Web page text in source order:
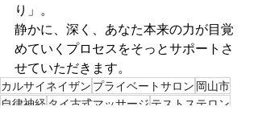
り」。
静かに、深く、あなた本来の力が目覚
めていくプロセスをそっとサポートさ
せていただきます。
カルサイネイザン プライベートサロン 岡山市
自律神経 タイ古式マッサージ テストステロン